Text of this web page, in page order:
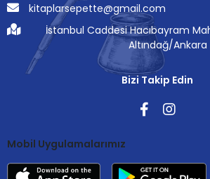
kitaplarsepette@gmail.com
İstanbul Caddesi Hacıbayram
Altındağ/Ankara
Bizi Takip Edin
Mobil Uygulamalarımız